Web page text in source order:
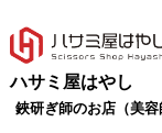
ハサミ屋はやし
鋏研ぎ師のお店（美容